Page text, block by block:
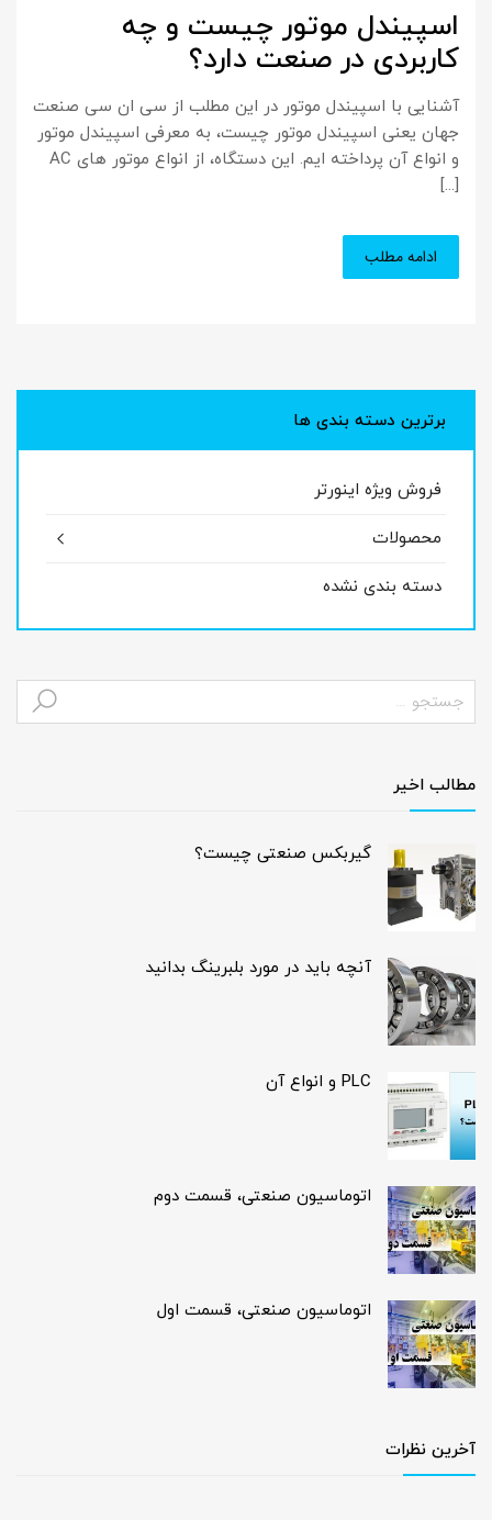
اسپیندل موتور چیست و چه
کاربردی در صنعت دارد؟
آشنایی با اسپیندل موتور در این مطلب از سی ان سی صنعت
جهان یعنی اسپیندل موتور چیست، به معرفی اسپیندل موتور
و انواع آن پرداخته ایم. این دستگاه، از انواع موتور های AC
[...]
ادامه مطلب
برترین دسته بندی ها
فروش ویژه اینورتر
محصولات
دسته بندی نشده
مطالب اخیر
گیربکس صنعتی چیست؟
آنچه باید در مورد بلبرینگ بدانید
PLC و انواع آن
اتوماسیون صنعتی، قسمت دوم
اتوماسیون صنعتی، قسمت اول
آخرین نظرات